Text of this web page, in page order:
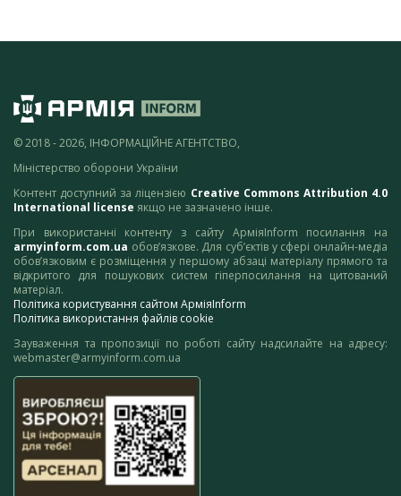
© 2018 - 2026, ІНФОРМАЦІЙНЕ АГЕНТСТВО,
Міністерство оборони України
Контент доступний за ліцензією Creative Commons Attribution 4.0
International license якщо не зазначено інше.
При використанні контенту з сайту АрміяInform посилання на
armyinform.com.ua обов’язкове. Для суб’єктів у сфері онлайн-медіа
обов’язковим є розміщення у першому абзаці матеріалу прямого та
відкритого для пошукових систем гіперпосилання на цитований
матеріал.
Політика користування сайтом АрміяInform
Політика використання файлів cookie
Зауваження та пропозиції по роботі сайту надсилайте на адресу:
webmaster@armyinform.com.ua